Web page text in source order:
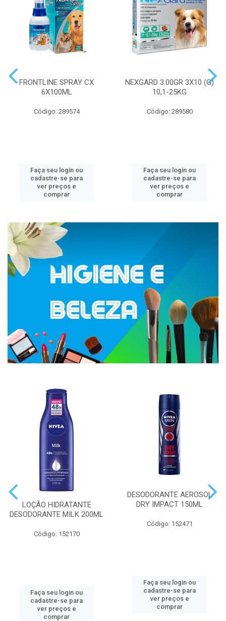
FRONTLINE SPRAY CX
6X100ML
Código: 289574
Faça seu login ou
cadastre-se para
ver preços e
comprar
NEXGARD 3.00GR 3X10 (G)
10,1-25KG
Código: 289580
Faça seu login ou
cadastre-se para
ver preços e
comprar
LOÇÃO HIDRATANTE
DESODORANTE MILK 200ML
Código: 152170
Faça seu login ou
cadastre-se para
ver preços e
comprar
DESODORANTE AEROSOL
DRY IMPACT 150ML
Código: 152471
Faça seu login ou
cadastre-se para
ver preços e
comprar